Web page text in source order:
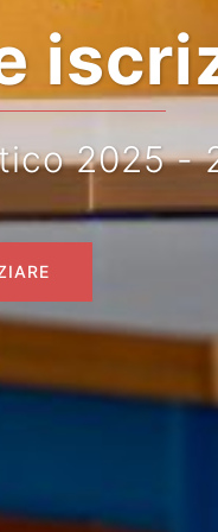
- 2026